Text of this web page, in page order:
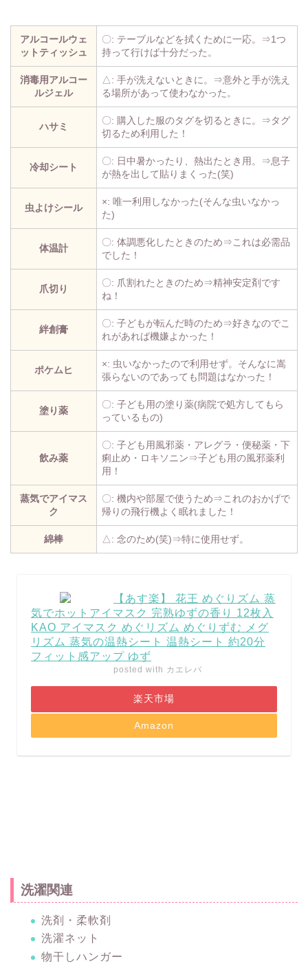
アルコールウェ
ットティッシュ
〇: テーブルなどを拭くために一応。⇒1つ
持って行けば十分だった。
消毒用アルコー
ルジェル
△: 手が洗えないときに。⇒意外と手が洗え
る場所があって使わなかった。
ハサミ
〇: 購入した服のタグを切るときに。⇒タグ
切るため利用した！
冷却シート
〇: 日中暑かったり、熱出たとき用。⇒息子
が熱を出して貼りまくった(笑)
虫よけシール
×: 唯一利用しなかった(そんな虫いなかっ
た)
体温計
〇: 体調悪化したときのため⇒これは必需品
でした！
爪切り
〇: 爪割れたときのため⇒精神安定剤です
ね！
絆創膏
〇: 子どもが転んだ時のため⇒好きなのでこ
れがあれば機嫌よかった！
ポケムヒ
×: 虫いなかったので利用せず。そんなに嵩
張らないのであっても問題はなかった！
塗り薬
〇: 子ども用の塗り薬(病院で処方してもら
っているもの)
飲み薬
〇: 子ども用風邪薬・アレグラ・便秘薬・下
痢止め・ロキソニン⇒子ども用の風邪薬利
用！
蒸気でアイマス
ク
〇: 機内や部屋で使うため⇒これのおかげで
帰りの飛行機よく眠れました！
綿棒 △: 念のため(笑)⇒特に使用せず。
【あす楽】 花王 めぐりズム 蒸
気でホットアイマスク 完熟ゆずの香り 12枚入
KAO アイマスク めぐリズム めぐりずむ メグ
リズム 蒸気の温熱シート 温熱シート 約20分
フィット感アップ ゆず
posted with カエレバ
楽天市場
Amazon
洗濯関連
洗剤・柔軟剤
洗濯ネット
物干しハンガー